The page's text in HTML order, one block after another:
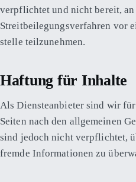
verpflichtet und nicht bereit, an
Streitbeilegungsverfahren vor
stelle teilzunehmen.
Haftung für Inhalte
Als Diensteanbieter sind wir
Seiten nach den allgemeinen
sind jedoch nicht verpflichtet,
fremde Informationen zu